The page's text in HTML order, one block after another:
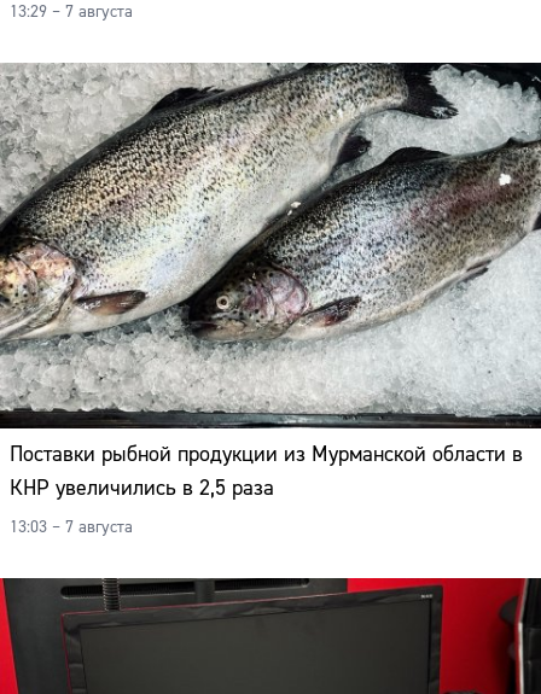
13:29 – 7 августа
Поставки рыбной продукции из Мурманской области в
КНР увеличились в 2,5 раза
13:03 – 7 августа